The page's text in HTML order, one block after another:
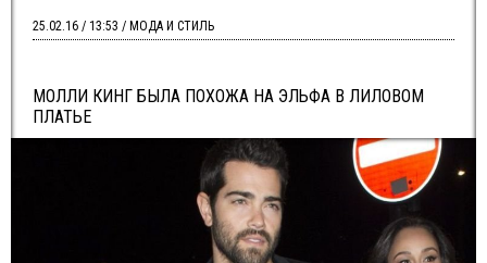
МОЛЛИ КИНГ БЫЛА ПОХОЖА НА ЭЛЬФА В ЛИЛОВОМ
ПЛАТЬЕ
25.02.16 / 13:53 / МОДА И СТИЛЬ